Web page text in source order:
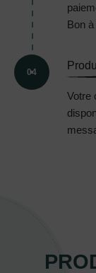
Bon
04
Votre